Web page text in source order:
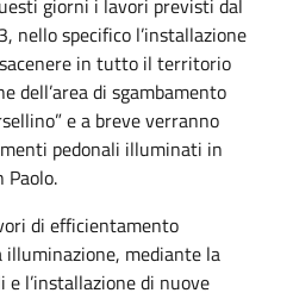
nello specifico l’installazione
in tutto il territorio
dell’area di sgambamento
e a breve verranno
pedonali illuminati in
Paolo.
di efficientamento
illuminazione, mediante la
e l’installazione di nuove